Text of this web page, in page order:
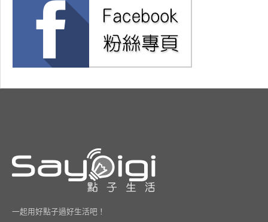
一起用好點子過好生活吧！